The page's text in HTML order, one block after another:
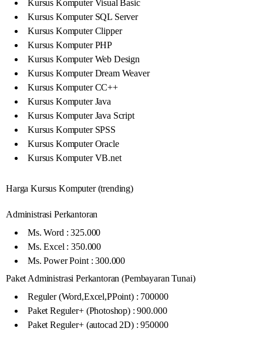
Kursus Komputer Visual Basic
Kursus Komputer SQL Server
Kursus Komputer Clipper
Kursus Komputer PHP
Kursus Komputer Web Design
Kursus Komputer Dream Weaver
Kursus Komputer CC++
Kursus Komputer Java
Kursus Komputer Java Script
Kursus Komputer SPSS
Kursus Komputer Oracle
Kursus Komputer VB.net
Harga Kursus Komputer (trending)
Administrasi Perkantoran
Ms. Word : 325.000
Ms. Excel : 350.000
Ms. Power Point : 300.000
Paket Administrasi Perkantoran (Pembayaran Tunai)
Reguler (Word,Excel,PPoint) : 700000
Paket Reguler+ (Photoshop) : 900.000
Paket Reguler+ (autocad 2D) : 950000